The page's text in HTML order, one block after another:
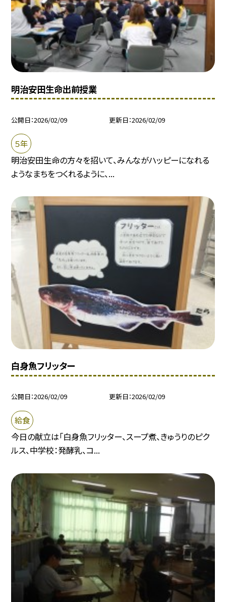
明治安田生命出前授業
公開日 2026/02/09 更新日 2026/02/09
５年
明治安田生命の方々を招いて、みんながハッピーになれる
ようなまちをつくれるように、...
白身魚フリッター
公開日 2026/02/09 更新日 2026/02/09
給食
今日の献立は「白身魚フリッター、スープ煮、きゅうりのピク
ルス、中学校：発酵乳、コ...